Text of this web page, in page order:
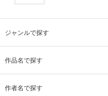
ジャンルで探す
作品名で探す
作者名で探す